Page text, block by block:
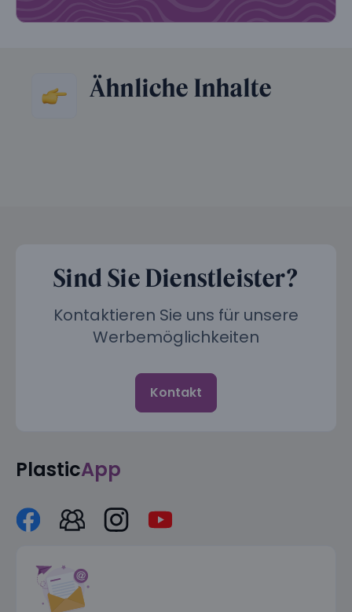
Ähnliche Inhalte
Sind Sie Dienstleister?
Kontaktieren Sie uns für unsere
Werbemöglichkeiten
Kontakt
PlasticApp